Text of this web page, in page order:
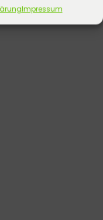
Impressum